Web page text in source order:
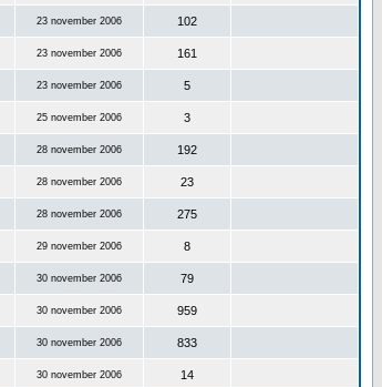
23 november 2006 102
23 november 2006 161
23 november 2006 5
25 november 2006 3
28 november 2006 192
28 november 2006 23
28 november 2006 275
29 november 2006 8
30 november 2006 79
30 november 2006 959
30 november 2006 833
30 november 2006 14